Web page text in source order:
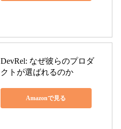
DevRel: なぜ彼らのプロダ
クトが選ばれるのか
Amazonで見る